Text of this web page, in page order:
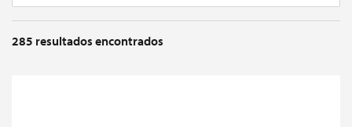
285 resultados encontrados